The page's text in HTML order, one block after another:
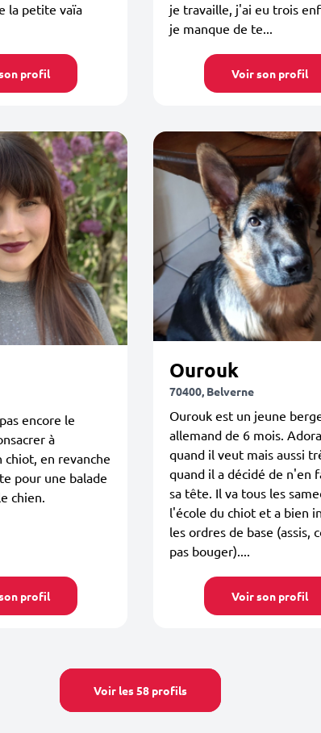
la petite vaïa
profil
je travaille, j'ai eu trois
je manque de te...
Voir son profil
encore le
à
chiot, en revanche
pour une balade
chien.
profil
Ourouk
70400, Belverne
Ourouk est un jeune
allemand de 6 mois.
quand il veut mais aussi
quand il a décidé de n'en
sa tête. Il va tous les
l'école du chiot et a bien
les ordres de base (assis,
pas bouger)....
Voir son profil
Voir les 58 profils